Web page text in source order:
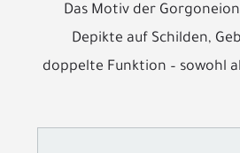
Das Motiv der
Depikte auf Schilden,
doppelte Funktion – sowohl